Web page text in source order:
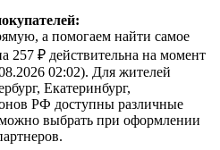
а помогаем найти самое
257 ₽ действительна на момент
02:02). Для жителей
Екатеринбург,
РФ доступны различные
выбрать при оформлении